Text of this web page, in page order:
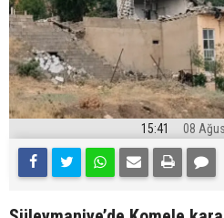
15:41 08